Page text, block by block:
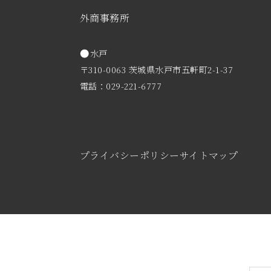
外商事務所
水戸
〒310-0063 茨城県水戸市五軒町2-1-37
電話：029-221-6777
プライバシーポリシーサイトマップ